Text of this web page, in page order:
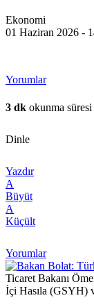
Ekonomi
01 Haziran 2026 -
Yorumlar
3 dk okunma süresi
Dinle
Yazdır
A
Büyüt
A
Küçült
Yorumlar
Ticaret Bakanı
İçi Hasıla (GSYH)